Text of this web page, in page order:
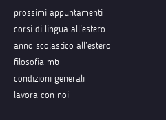
prossimi appuntamenti
corsi di lingua all’estero
anno scolastico all’estero
filosofia mb
condizioni generali
lavora con noi